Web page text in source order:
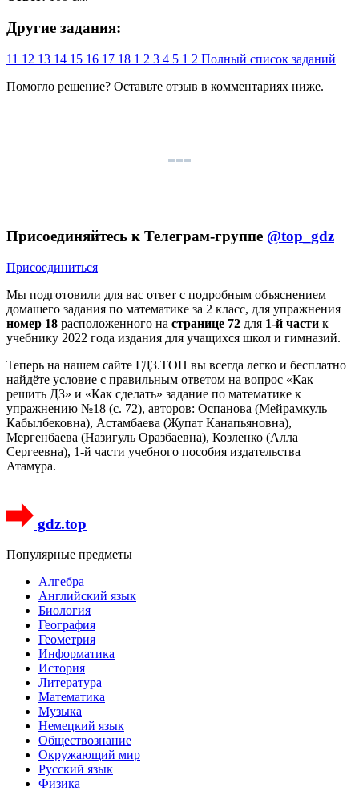
Другие задания:
11 12 13 14 15 16 17 18 1 2 3 4 5 1 2 Полный список заданий
Помогло решение? Оставьте отзыв в комментариях ниже.
Присоединяйтесь к Телеграм-группе @top_gdz
Присоединиться
Мы подготовили для вас ответ c подробным объяснением
домашего задания по математике за 2 класс, для упражнения
номер 18 расположенного на странице 72 для 1-й части к
учебнику 2022 года издания для учащихся школ и гимназий.
Теперь на нашем сайте ГДЗ.ТОП вы всегда легко и бесплатно
найдёте условие с правильным ответом на вопрос «Как
решить ДЗ» и «Как сделать» задание по математике к
упражнению №18 (с. 72), авторов: Оспанова (Мейрамкуль
Кабылбековна), Астамбаева (Жупат Канапьяновна),
Мергенбаева (Назигуль Оразбаевна), Козленко (Алла
Сергеевна), 1-й части учебного пособия издательства
Атамұра.
gdz.top
Популярные предметы
Алгебра
Английский язык
Биология
География
Геометрия
Информатика
История
Литература
Математика
Музыка
Немецкий язык
Обществознание
Окружающий мир
Русский язык
Физика